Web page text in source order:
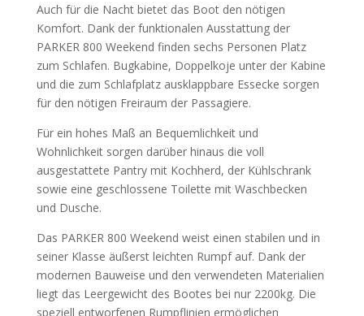
Auch für die Nacht bietet das Boot den nötigen
Komfort. Dank der funktionalen Ausstattung der
PARKER 800 Weekend finden sechs Personen Platz
zum Schlafen. Bugkabine, Doppelkoje unter der Kabine
und die zum Schlafplatz ausklappbare Essecke sorgen
für den nötigen Freiraum der Passagiere.
Für ein hohes Maß an Bequemlichkeit und
Wohnlichkeit sorgen darüber hinaus die voll
ausgestattete Pantry mit Kochherd, der Kühlschrank
sowie eine geschlossene Toilette mit Waschbecken
und Dusche.
Das PARKER 800 Weekend weist einen stabilen und in
seiner Klasse äußerst leichten Rumpf auf. Dank der
modernen Bauweise und den verwendeten Materialien
liegt das Leergewicht des Bootes bei nur 2200kg. Die
speziell entworfenen Rumpflinien ermöglichen